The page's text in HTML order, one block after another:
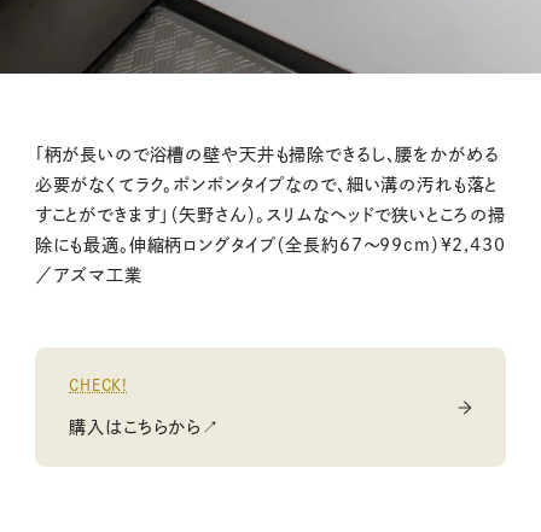
「柄が長いので浴槽の壁や天井も掃除できるし、腰をかがめる
必要がなくてラク。ポンポンタイプなので、細い溝の汚れも落と
すことができます」（矢野さん）。スリムなヘッドで狭いところの掃
除にも最適。伸縮柄ロングタイプ（全長約67〜99cm）¥2,430
／アズマ工業
CHECK!
購入はこちらから↗